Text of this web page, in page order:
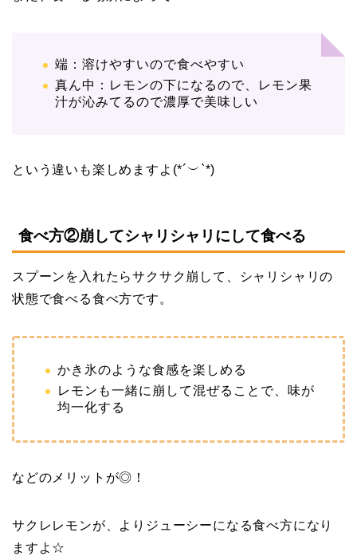
端：溶けやすいので食べやすい
真ん中：レモンの下になるので、レモン果
汁が沁みてるので濃厚で美味しい
という違いも楽しめますよ(*´︶`*)
食べ方②崩してシャリシャリにして食べる
スプーンを入れたらサクサク崩して、シャリシャリの
状態で食べる食べ方です。
かき氷のような食感を楽しめる
レモンも一緒に崩して混ぜることで、味が
均一化する
などのメリットが◎！
サクレレモンが、よりジューシーになる食べ方になり
ますよ☆